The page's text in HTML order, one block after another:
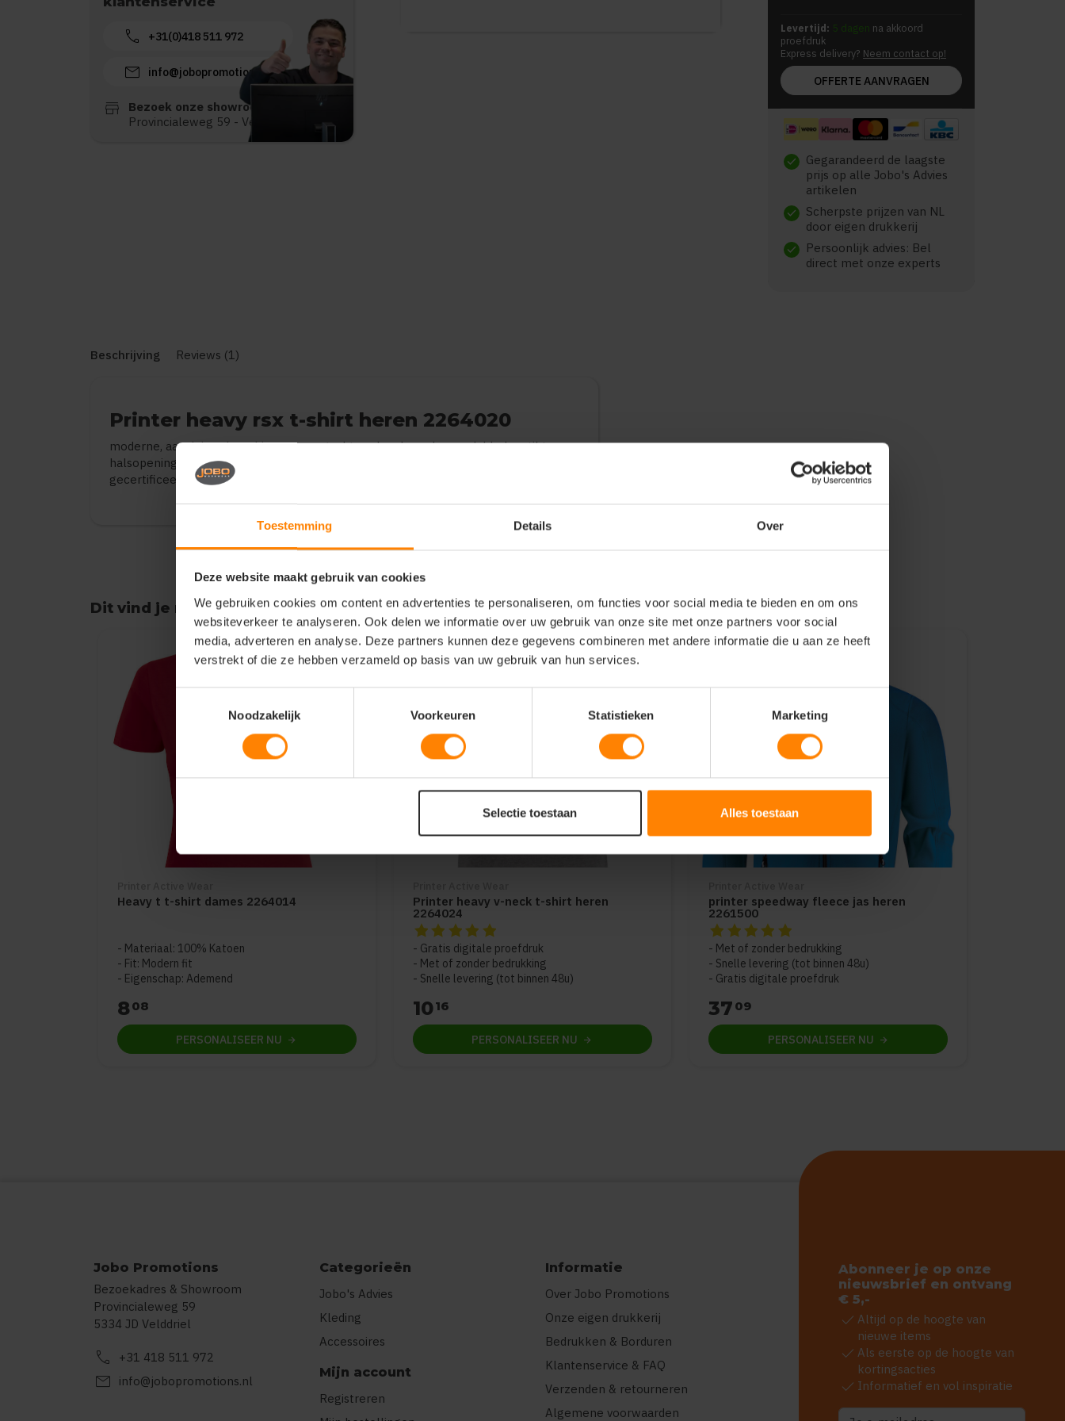
Toestemming Details Over
Deze website maakt gebruik van cookies
We gebruiken cookies om content en advertenties te personaliseren, om functies voor social media te bieden en om ons
websiteverkeer te analyseren. Ook delen we informatie over uw gebruik van onze site met onze partners voor social
media, adverteren en analyse. Deze partners kunnen deze gegevens combineren met andere informatie die u aan ze heeft
verstrekt of die ze hebben verzameld op basis van uw gebruik van hun services.
Noodzakelijk
Voorkeuren Statistieken Marketing
Selectie toestaan Alles toestaan
call +31(0)418 511 972
mail info@jobopromotions.nl
store
Bezoek onze showroom:
Provincialeweg 59 - Velddriel
Levertijd: 5 dagen na akkoord
proefdruk
Express delivery? Neem contact op!
OFFERTE AANVRAGEN
check Gegarandeerd de laagste
prijs op alle Jobo's Advies
artikelen
check Scherpste prijzen van NL
door eigen drukkerij
check
Persoonlijk advies: Bel
direct met onze experts
Beschrijving Reviews (1)
Printer heavy rsx t-shirt heren 2264020
moderne, aansluitende t-shirt met versterkte schoudernaden en dubbelgestikte
halsopening. elastaan in boord. geribde nek in vier lagen. oeko-tex 100
gecertificeerd.
Dit vind je misschien ook leuk
Items van productcarrousel
Heavy t t-shirt dames 2264014
Materiaal: 100% Katoen
Fit: Modern fit
Eigenschap: Ademend
808
PERSONALISEER NU
Printer heavy v-neck t-shirt heren
2264024
De beoordeling van dit product is
Gratis digitale proefdruk
Met of zonder bedrukking
Snelle levering (tot binnen 48u)
1016
PERSONALISEER NU
printer speedway fleece jas heren
2261500
De beoordeling van dit product is
Met of zonder bedrukking
Snelle levering (tot binnen 48u)
Gratis digitale proefdruk
37 09
PERSONALISEER NU
Jobo Promotions
Bezoekadres & Showroom
Provincialeweg 59
5334 JD Velddriel
call +31 418 511 972
mail info@jobopromotions.nl
Categorieën
Jobo's Advies
Kleding
Accessoires
Mijn account
Registreren
Informatie
Over Jobo Promotions
Onze eigen drukkerij
Bedrukken & Borduren
Klantenservice & FAQ
Verzenden & retourneren
Algemene voorwaarden
Abonneer je op onze
nieuwsbrief en ontvang
€ 5,-
check Altijd op de hoogte van
nieuwe items
check Als eerste op de hoogte van
kortingsacties
check Informatief en vol inspiratie